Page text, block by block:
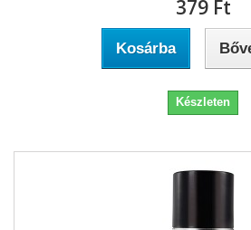
379 Ft‎
Kosárba
Készleten